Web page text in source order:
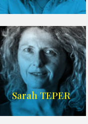
Sarah TEPER